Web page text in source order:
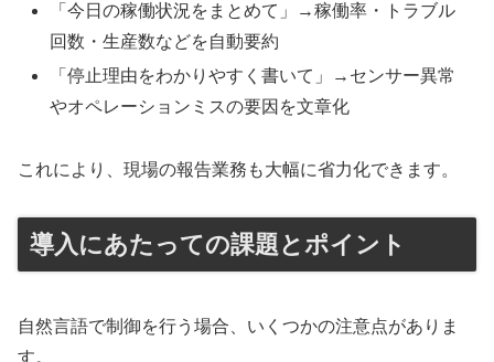
「今日の稼働状況をまとめて」→稼働率・トラブル
回数・生産数などを自動要約
「停止理由をわかりやすく書いて」→センサー異常
やオペレーションミスの要因を文章化
これにより、現場の報告業務も大幅に省力化できます。
導入にあたっての課題とポイント
自然言語で制御を行う場合、いくつかの注意点がありま
す。